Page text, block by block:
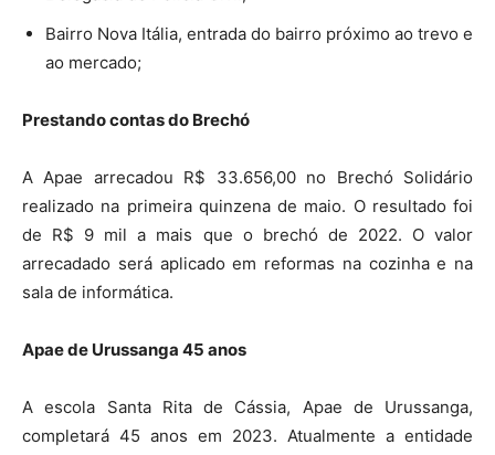
Bairro Nova Itália, entrada do bairro próximo ao trevo e
ao mercado;
Prestando contas do Brechó
A Apae arrecadou R$ 33.656,00 no Brechó Solidário
realizado na primeira quinzena de maio. O resultado foi
de R$ 9 mil a mais que o brechó de 2022. O valor
arrecadado será aplicado em reformas na cozinha e na
sala de informática.
Apae de Urussanga 45 anos
A escola Santa Rita de Cássia, Apae de Urussanga,
completará 45 anos em 2023. Atualmente a entidade